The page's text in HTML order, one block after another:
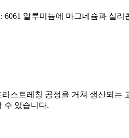
알루미늄에 마그네슘과 실
스트레칭 공정을 거쳐 생산되
수 있습니다.